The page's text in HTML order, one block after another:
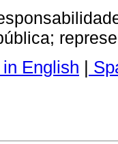
English |